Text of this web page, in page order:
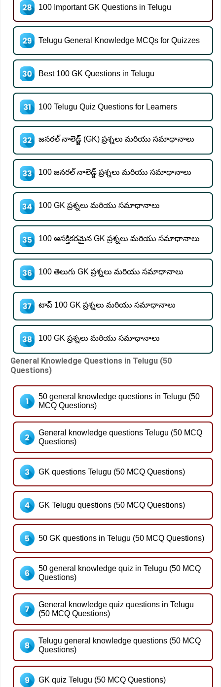
100 Important GK Questions in Telugu
Telugu General Knowledge MCQs for Quizzes
Best 100 GK Questions in Telugu
100 Telugu Quiz Questions for Learners
జనరల్ నాలెడ్జ్ (GK) ప్రశ్నలు మరియు సమాధానాలు
100 జనరల్ నాలెడ్జ్ ప్రశ్నలు మరియు సమాధానాలు
100 GK ప్రశ్నలు మరియు సమాధానాలు
100 ఆసక్తికరమైన GK ప్రశ్నలు మరియు సమాధానాలు
100 తెలుగు GK ప్రశ్నలు మరియు సమాధానాలు
టాప్ 100 GK ప్రశ్నలు మరియు సమాధానాలు
100 GK ప్రశ్నలు మరియు సమాధానాలు
General Knowledge Questions in Telugu (50
Questions)
50 general knowledge questions in Telugu (50
MCQ Questions)
General knowledge questions Telugu (50 MCQ
Questions)
GK questions Telugu (50 MCQ Questions)
GK Telugu questions (50 MCQ Questions)
50 GK questions in Telugu (50 MCQ Questions)
50 general knowledge quiz in Telugu (50 MCQ
Questions)
General knowledge quiz questions in Telugu
(50 MCQ Questions)
Telugu general knowledge questions (50 MCQ
Questions)
GK quiz Telugu (50 MCQ Questions)